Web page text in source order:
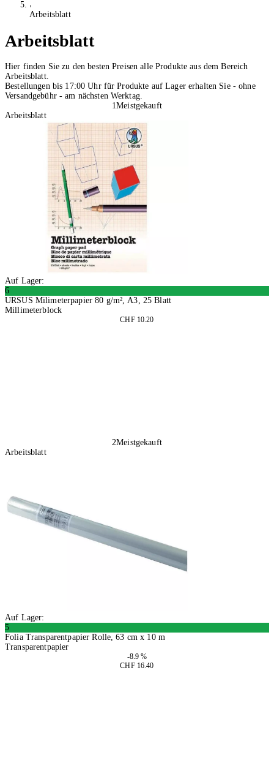
Arbeitsblatt
Arbeitsblatt
Hier finden Sie zu den besten Preisen alle Produkte aus dem Bereich
Arbeitsblatt.
Bestellungen bis 17:00 Uhr für Produkte auf Lager erhalten Sie - ohne
Versandgebühr - am nächsten Werktag.
1Meistgekauft
Arbeitsblatt
Auf Lager:
6
URSUS Milimeterpapier 80 g/m², A3, 25 Blatt
Millimeterblock
CHF 10.20
2Meistgekauft
Arbeitsblatt
Auf Lager:
5
Folia Transparentpapier Rolle, 63 cm x 10 m
Transparentpapier
-8.9 %
CHF 16.40